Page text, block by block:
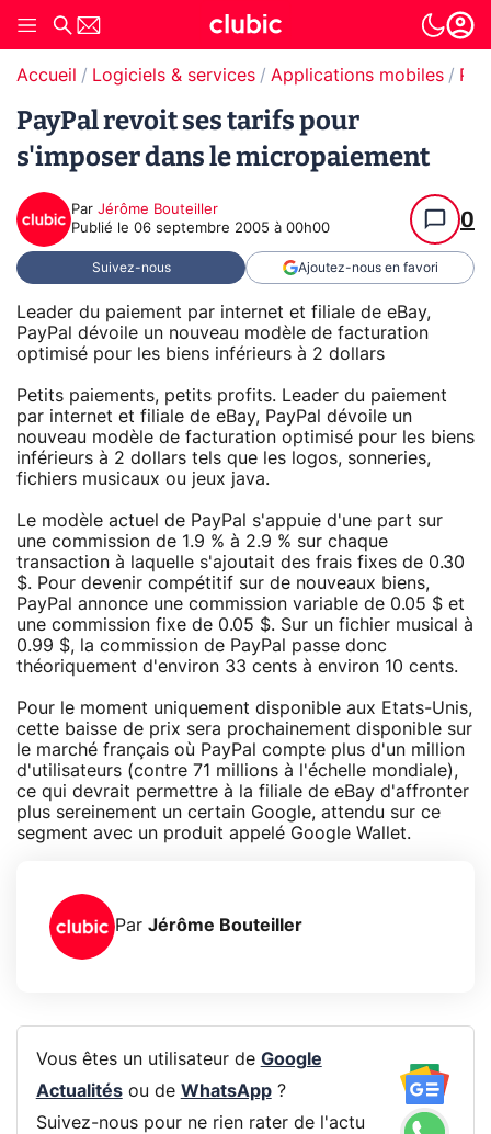
Accueil Logiciels & services Applications mobiles
PayPal revoit ses tarifs pour
s'imposer dans le micropaiement
Par Jérôme Bouteiller
Publié le 06 septembre 2005 à 00h00 0
Suivez-nous Ajoutez-nous en favori
Leader du paiement par internet et filiale de eBay,
PayPal dévoile un nouveau modèle de facturation
optimisé pour les biens inférieurs à 2 dollars
Petits paiements, petits profits. Leader du paiement
par internet et filiale de eBay, PayPal dévoile un
nouveau modèle de facturation optimisé pour les biens
inférieurs à 2 dollars tels que les logos, sonneries,
fichiers musicaux ou jeux java.
Le modèle actuel de PayPal s'appuie d'une part sur
une commission de 1.9 % à 2.9 % sur chaque
transaction à laquelle s'ajoutait des frais fixes de 0.30
$. Pour devenir compétitif sur de nouveaux biens,
PayPal annonce une commission variable de 0.05 $ et
une commission fixe de 0.05 $. Sur un fichier musical à
0.99 $, la commission de PayPal passe donc
théoriquement d'environ 33 cents à environ 10 cents.
Pour le moment uniquement disponible aux Etats-Unis,
cette baisse de prix sera prochainement disponible sur
le marché français où PayPal compte plus d'un million
d'utilisateurs (contre 71 millions à l'échelle mondiale),
ce qui devrait permettre à la filiale de eBay d'affronter
plus sereinement un certain Google, attendu sur ce
segment avec un produit appelé Google Wallet.
Par Jérôme Bouteiller
Vous êtes un utilisateur de Google
Actualitésou de WhatsApp?
Suivez-nous pour ne rien rater de l'actu